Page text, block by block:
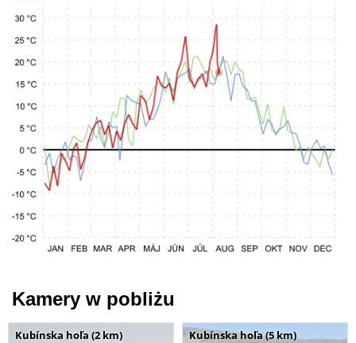
Kamery w pobliżu
Kubínska hoľa (2 km) Kubínska hoľa (5 km)